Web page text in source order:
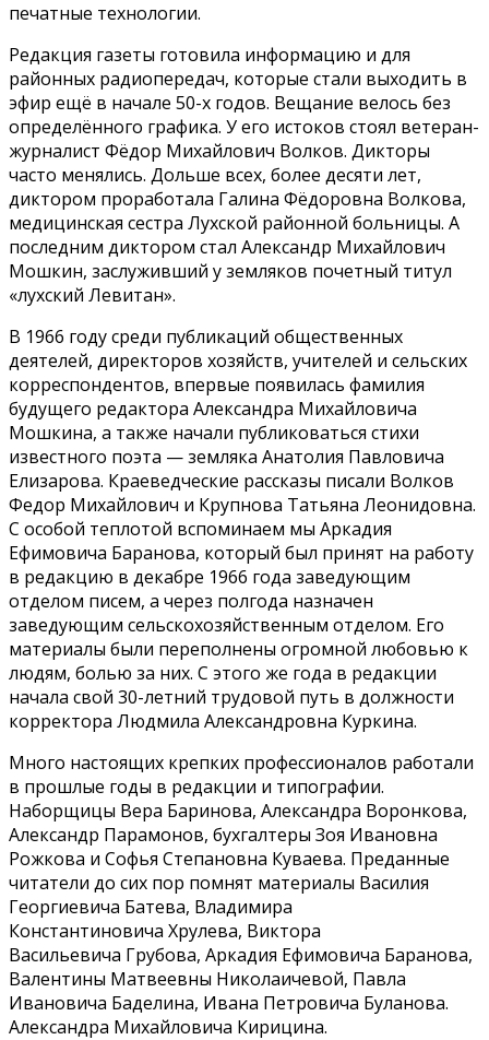
печатные технологии.
Редакция газеты готовила информацию и для
районных радиопередач, которые стали выходить в
эфир ещё в начале 50-х годов. Вещание велось без
определённого графика. У его истоков стоял ветеран-
журналист Фёдор Михайлович Волков. Дикторы
часто менялись. Дольше всех, более десяти лет,
диктором проработала Галина Фёдоровна Волкова,
медицинская сестра Лухской районной больницы. А
последним диктором стал Александр Михайлович
Мошкин, заслуживший у земляков почетный титул
«лухский Левитан».
В 1966 году среди публикаций общественных
деятелей, директоров хозяйств, учителей и сельских
корреспондентов, впервые появилась фамилия
будущего редактора Александра Михайловича
Мошкина, а также начали публиковаться стихи
известного поэта — земляка Анатолия Павловича
Елизарова. Краеведческие рассказы писали Волков
Федор Михайлович и Крупнова Татьяна Леонидовна.
С особой теплотой вспоминаем мы Аркадия
Ефимовича Баранова, который был принят на работу
в редакцию в декабре 1966 года заведующим
отделом писем, а через полгода назначен
заведующим сельскохозяйственным отделом. Его
материалы были переполнены огромной любовью к
людям, болью за них. С этого же года в редакции
начала свой 30-летний трудовой путь в должности
корректора Людмила Александровна Куркина.
Много настоящих крепких профессионалов работали
в прошлые годы в редакции и типографии.
Наборщицы Вера Баринова, Александра Воронкова,
Александр Парамонов, бухгалтеры Зоя Ивановна
Рожкова и Софья Степановна Куваева. Преданные
читатели до сих пор помнят материалы Василия
Георгиевича Батева, Владимира
Константиновича Хрулева, Виктора
Васильевича Грубова, Аркадия Ефимовича Баранова,
Валентины Матвеевны Николаичевой, Павла
Ивановича Баделина, Ивана Петровича Буланова.
Александра Михайловича Кирицина.